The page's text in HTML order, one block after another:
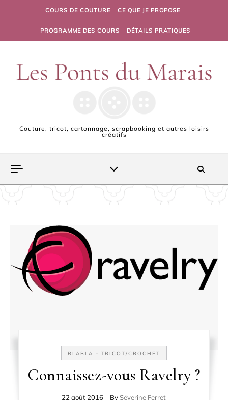
Skip to contentCOURS DE COUTURE CE QUE JE PROPOSE
PROGRAMME DES COURS DÉTAILS PRATIQUES
Couture, tricot, cartonnage, scrapbooking et autres loisirs
créatifs
BLABLA - TRICOT/CROCHET
Connaissez-vous Ravelry ?
22 août 2016 - By Séverine Ferret